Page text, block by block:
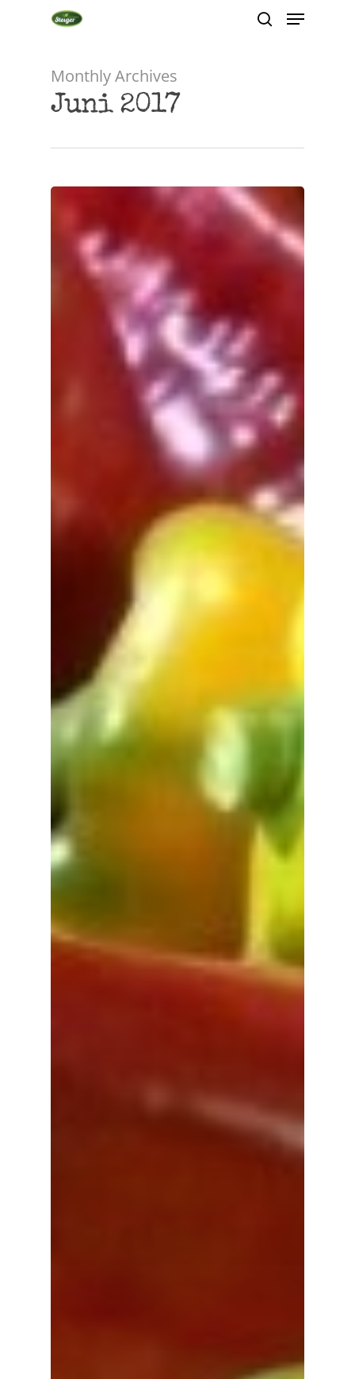
Hit enter to search or ESC to close
Monthly Archives
Juni 2017